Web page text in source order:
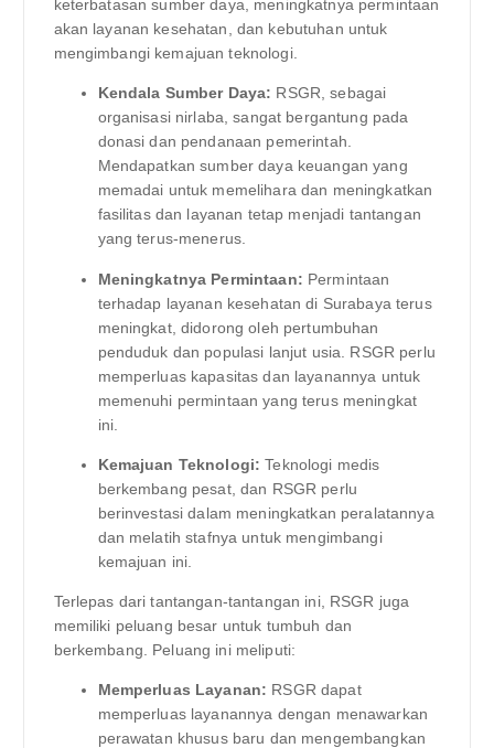
keterbatasan sumber daya, meningkatnya permintaan
akan layanan kesehatan, dan kebutuhan untuk
mengimbangi kemajuan teknologi.
Kendala Sumber Daya: RSGR, sebagai
organisasi nirlaba, sangat bergantung pada
donasi dan pendanaan pemerintah.
Mendapatkan sumber daya keuangan yang
memadai untuk memelihara dan meningkatkan
fasilitas dan layanan tetap menjadi tantangan
yang terus-menerus.
Meningkatnya Permintaan: Permintaan
terhadap layanan kesehatan di Surabaya terus
meningkat, didorong oleh pertumbuhan
penduduk dan populasi lanjut usia. RSGR perlu
memperluas kapasitas dan layanannya untuk
memenuhi permintaan yang terus meningkat
ini.
Kemajuan Teknologi: Teknologi medis
berkembang pesat, dan RSGR perlu
berinvestasi dalam meningkatkan peralatannya
dan melatih stafnya untuk mengimbangi
kemajuan ini.
Terlepas dari tantangan-tantangan ini, RSGR juga
memiliki peluang besar untuk tumbuh dan
berkembang. Peluang ini meliputi:
Memperluas Layanan: RSGR dapat
memperluas layanannya dengan menawarkan
perawatan khusus baru dan mengembangkan